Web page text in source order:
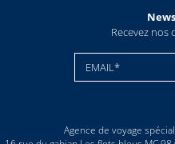
Recevez nos
EMAIL*
Agence de voyage